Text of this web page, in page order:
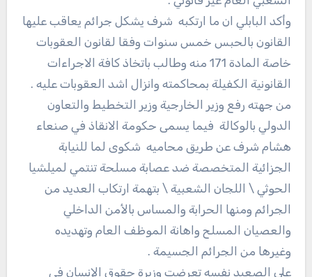
وأكد البابلي ان ما ارتكبه شرف يشكل جرائم يعاقب عليها
القانون بالحبس خمس سنوات وفقا لقانون العقوبات
خاصة المادة 171 منه وطالب باتخاذ كافة الاجراءات
القانونية الكفيلة بمحاكمته وانزال اشد العقوبات عليه .
من جهته رفع وزير الخارجية وزير التخطيط والتعاون
الدولي بالوكالة فيما يسمى حكومة الانقاذ في صنعاء
هشام شرف عن طريق محاميه شكوى لما للنيابة
الجزائية المتخصصة ضد عصابة مسلحة تنتمي لميلشيا
الحوثي \ اللجان الشعبية \ بتهمة ارتكاب العديد من
الجرائم ومنها الحرابة والمساس بالأمن الداخلي
والعصيان المسلح واهانة الموظف العام وتهديده
وغيرها من الجرائم الجسيمة .
على الصعيد نفسه تعرضت وزيرة حقوق الإنسان في